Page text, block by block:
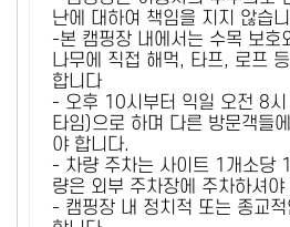
난에 대하여 책임을 지지 않습
-본 캠핑장 내에서는 수목 보호
나무에 직접 해먹, 타프, 로프
합니다
- 오후 10시부터 익일 오전 8시
타임)으로 하며 다른 방문객들
야 합니다.
- 차량 주차는 사이트 1개소당
량은 외부 주차장에 주차하셔야
- 캠핑장 내 정치적 또는 종교적